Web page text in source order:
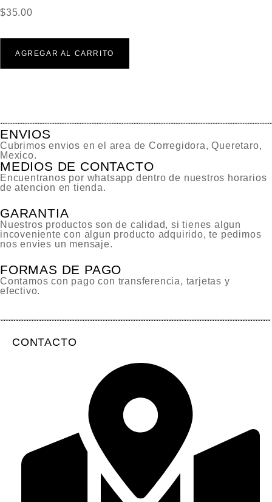
$35.00
AGREGAR AL CARRITO
ENVIOS
Cubrimos envios en el area de Corregidora, Queretaro,
Mexico.
MEDIOS DE CONTACTO
Encuentranos por whatsapp dentro de nuestros horarios
de atencion en tienda.
GARANTIA
Nuestros productos son de calidad, si tienes algun
incoveniente con algun producto adquirido, te pedimos
nos envies un mensaje.
FORMAS DE PAGO
Contamos con pago con transferencia, tarjetas y
efectivo.
CONTACTO